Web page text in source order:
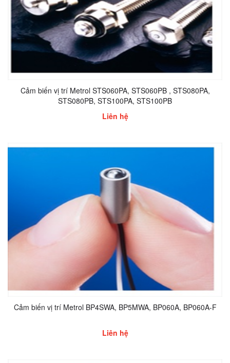
Cảm biến vị trí Metrol STS060PA, STS060PB , STS080PA,
STS080PB, STS100PA, STS100PB
Liên hệ
Cảm biến vị trí Metrol BP4SWA, BP5MWA, BP060A, BP060A-F
Liên hệ